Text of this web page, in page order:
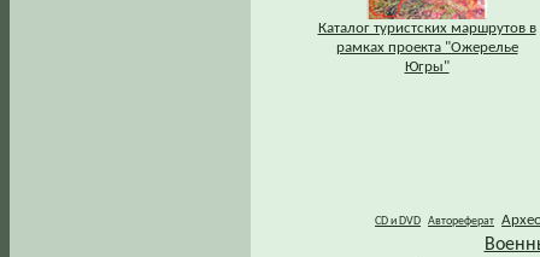
Каталог туристских маршрутов в
рамках проекта "Ожерелье
Югры"
CD и DVD Автореферат